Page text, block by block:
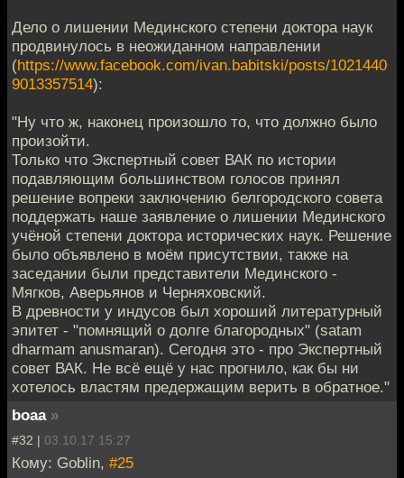
Дело о лишении Мединского степени доктора наук
продвинулось в неожиданном направлении
(https://www.facebook.com/ivan.babitski/posts/1021440
9013357514):
"Ну что ж, наконец произошло то, что должно было
произойти.
Только что Экспертный совет ВАК по истории
подавляющим большинством голосов принял
решение вопреки заключению белгородского совета
поддержать наше заявление о лишении Мединского
учёной степени доктора исторических наук. Решение
было объявлено в моём присутствии, также на
заседании были представители Мединского -
Мягков, Аверьянов и Черняховский.
В древности у индусов был хороший литературный
эпитет - "помнящий о долге благородных" (satam
dharmam anusmaran). Сегодня это - про Экспертный
совет ВАК. Не всё ещё у нас прогнило, как бы ни
хотелось властям предержащим верить в обратное."
boaa »
#32 | 03.10.17 15:27
Кому: Goblin, #25